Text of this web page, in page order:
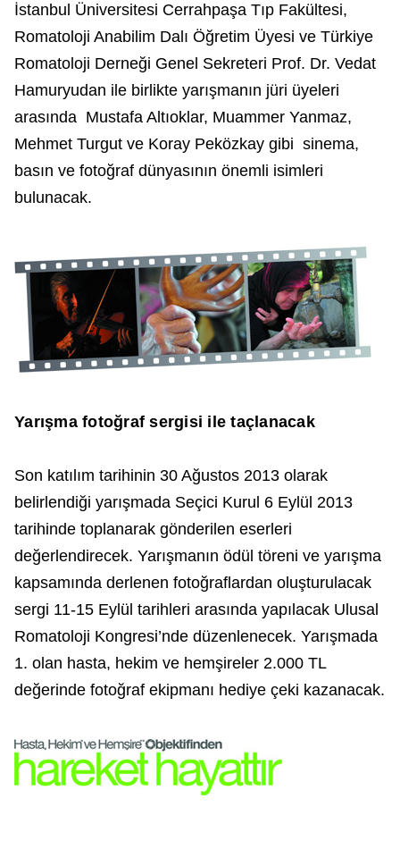
İstanbul Üniversitesi Cerrahpaşa Tıp Fakültesi,
Romatoloji Anabilim Dalı Öğretim Üyesi ve Türkiye
Romatoloji Derneği Genel Sekreteri Prof. Dr. Vedat
Hamuryudan ile birlikte yarışmanın jüri üyeleri
arasında Mustafa Altıoklar, Muammer Yanmaz,
Mehmet Turgut ve Koray Peközkay gibi sinema,
basın ve fotoğraf dünyasının önemli isimleri
bulunacak.
Yarışma fotoğraf sergisi ile taçlanacak
Son katılım tarihinin 30 Ağustos 2013 olarak
belirlendiği yarışmada Seçici Kurul 6 Eylül 2013
tarihinde toplanarak gönderilen eserleri
değerlendirecek. Yarışmanın ödül töreni ve yarışma
kapsamında derlenen fotoğraflardan oluşturulacak
sergi 11-15 Eylül tarihleri arasında yapılacak Ulusal
Romatoloji Kongresi’nde düzenlenecek. Yarışmada
1. olan hasta, hekim ve hemşireler 2.000 TL
değerinde fotoğraf ekipmanı hediye çeki kazanacak.